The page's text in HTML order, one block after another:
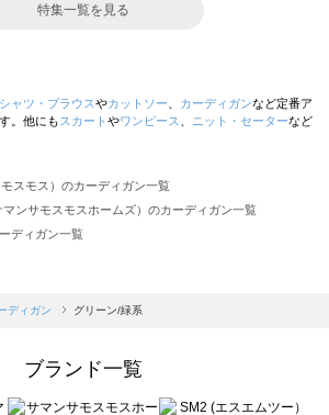
特集一覧を見る
シャツ・ブラウスやカットソー カーディガンなど定番ア
。他にも スカート やワンピース ニット・セーターなど
スモス）のカーディガン一覧
ンサモスモスホームズ）のカーディガン一覧
ディガン一覧
（ツハルバイサマンサモスモス）のカーディガン一覧
サモスモス ブルー）のカーディガン一覧
ーディガン一覧
ィガン一覧
ディガン グリーン/緑系
ブランド一覧